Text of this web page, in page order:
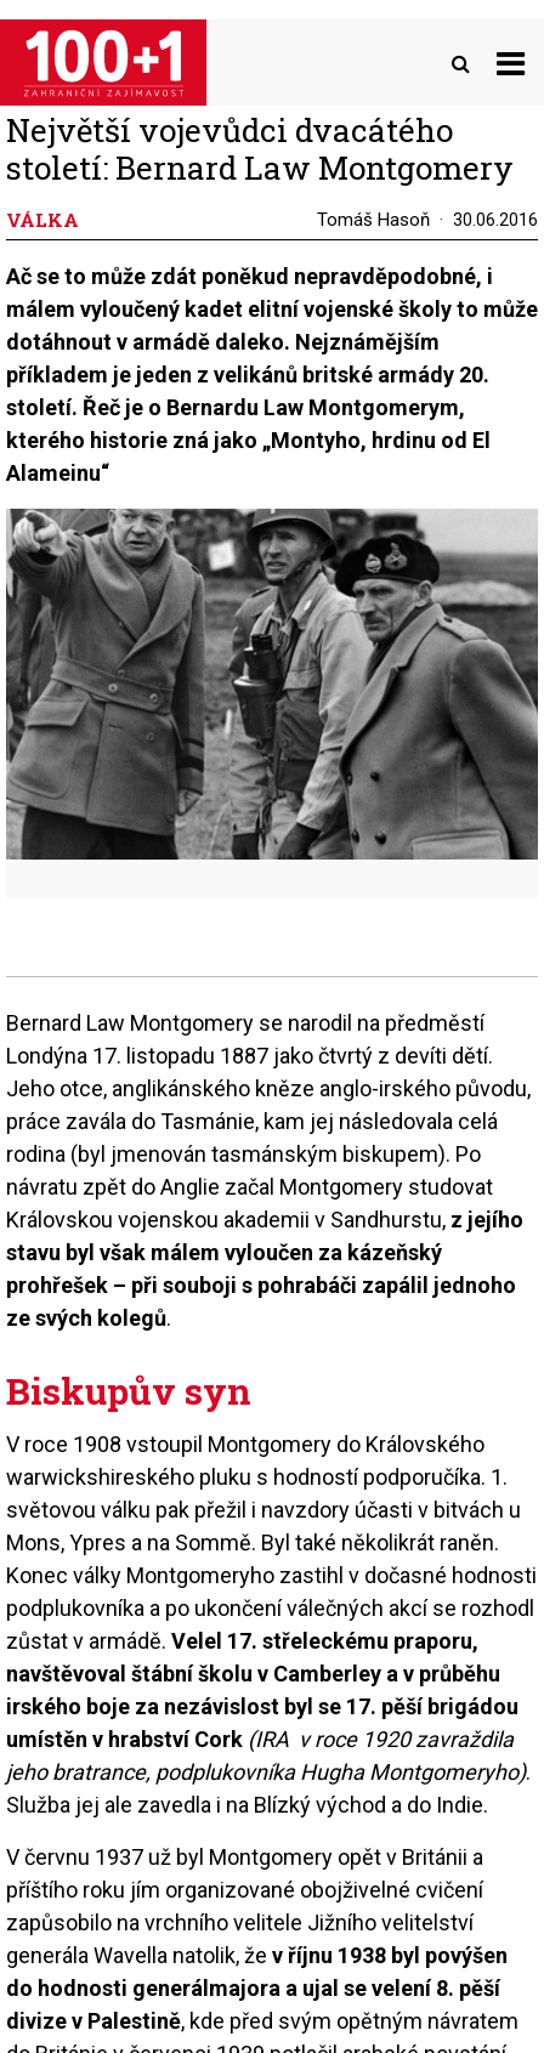
Přejít
hlavnímu
obsahu
Největší vojevůdci dvacátého
století: Bernard Law Montgomery
VÁLKA Tomáš Hasoň 30.06.2016
Ač se to může zdát poněkud nepravděpodobné, i
málem vyloučený kadet elitní vojenské školy to může
dotáhnout v armádě daleko. Nejznámějším
příkladem je jeden z velikánů britské armády 20.
století. Řeč je o Bernardu Law Montgomerym,
kterého historie zná jako „Montyho, hrdinu od El
Alameinu“
Bernard Law Montgomery se narodil na předměstí
Londýna 17. listopadu 1887 jako čtvrtý z devíti dětí.
Jeho otce, anglikánského kněze anglo-irského původu,
práce zavála do Tasmánie, kam jej následovala celá
rodina (byl jmenován tasmánským biskupem). Po
návratu zpět do Anglie začal Montgomery studovat
Královskou vojenskou akademii v Sandhurstu, z jejího
stavu byl však málem vyloučen za kázeňský
prohřešek – při souboji s pohrabáči zapálil jednoho
ze svých kolegů.
Biskupův syn
V roce 1908 vstoupil Montgomery do Královského
warwickshireského pluku s hodností podporučíka. 1.
světovou válku pak přežil i navzdory účasti v bitvách u
Mons, Ypres a na Sommě. Byl také několikrát raněn.
Konec války Montgomeryho zastihl v dočasné hodnosti
podplukovníka a po ukončení válečných akcí se rozhodl
zůstat v armádě. Velel 17. střeleckému praporu,
navštěvoval štábní školu v Camberley a v průběhu
irského boje za nezávislost byl se 17. pěší brigádou
umístěn v hrabství Cork (IRA v roce 1920 zavraždila
jeho bratrance, podplukovníka Hugha Montgomeryho).
Služba jej ale zavedla i na Blízký východ a do Indie.
V červnu 1937 už byl Montgomery opět v Británii a
příštího roku jím organizované obojživelné cvičení
zapůsobilo na vrchního velitele Jižního velitelství
generála Wavella natolik, že v říjnu 1938 byl povýšen
do hodnosti generálmajora a ujal se velení 8. pěší
divize v Palestině, kde před svým opětným návratem